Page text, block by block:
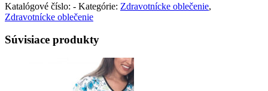
Katalógové číslo: - Kategórie: Zdravotnícke oblečenie,
Zdravotnícke oblečenie
Súvisiace produkty